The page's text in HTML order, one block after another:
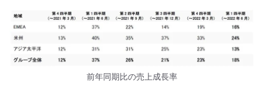
前年同期比の売上成長率